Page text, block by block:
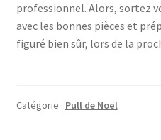
professionnel. Alors, sortez
avec les bonnes pièces et
figuré bien sûr, lors de la
Catégorie : Pull de Noël